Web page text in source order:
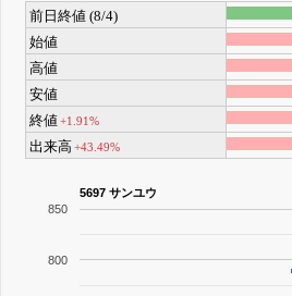
前日終値 (8/4)
始値
高値
安値
終値+1.91%
出来高+43.49%
5697 サンユウ
800
850